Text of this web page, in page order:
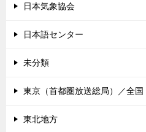
日本気象協会
日本語センター
未分類
東京（首都圏放送総局）／全国
東北地方